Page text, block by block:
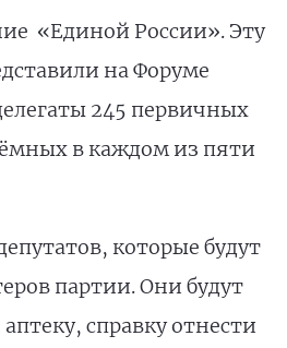
«Единой России». Эту
на Форуме
245 первичных
в каждом из пяти
которые будут
партии. Они будут
справку отнести